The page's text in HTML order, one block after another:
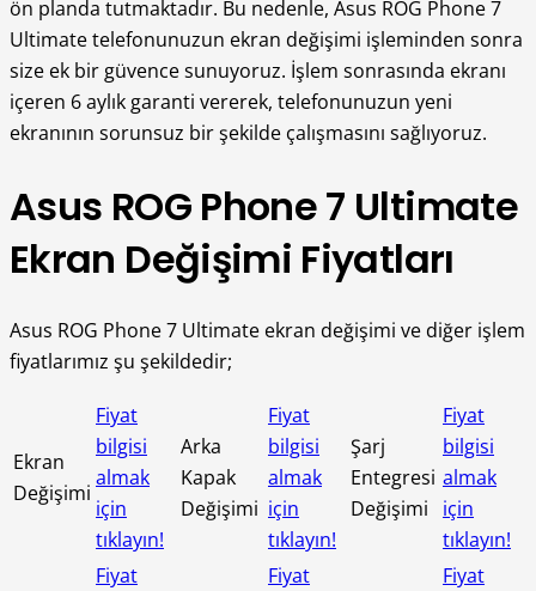
ön planda tutmaktadır. Bu nedenle, Asus ROG Phone 7
Ultimate telefonunuzun ekran değişimi işleminden sonra
size ek bir güvence sunuyoruz. İşlem sonrasında ekranı
içeren 6 aylık garanti vererek, telefonunuzun yeni
ekranının sorunsuz bir şekilde çalışmasını sağlıyoruz.
Asus ROG Phone 7 Ultimate
Ekran Değişimi Fiyatları
Asus ROG Phone 7 Ultimate ekran değişimi ve diğer işlem
fiyatlarımız şu şekildedir;
Ekran
Değişimi
Fiyat
bilgisi
almak
için
tıklayın!
Arka
Kapak
Değişimi
Fiyat
bilgisi
almak
için
tıklayın!
Şarj
Entegresi
Değişimi
Fiyat
bilgisi
almak
için
tıklayın!
Fiyat
Fiyat
Fiyat